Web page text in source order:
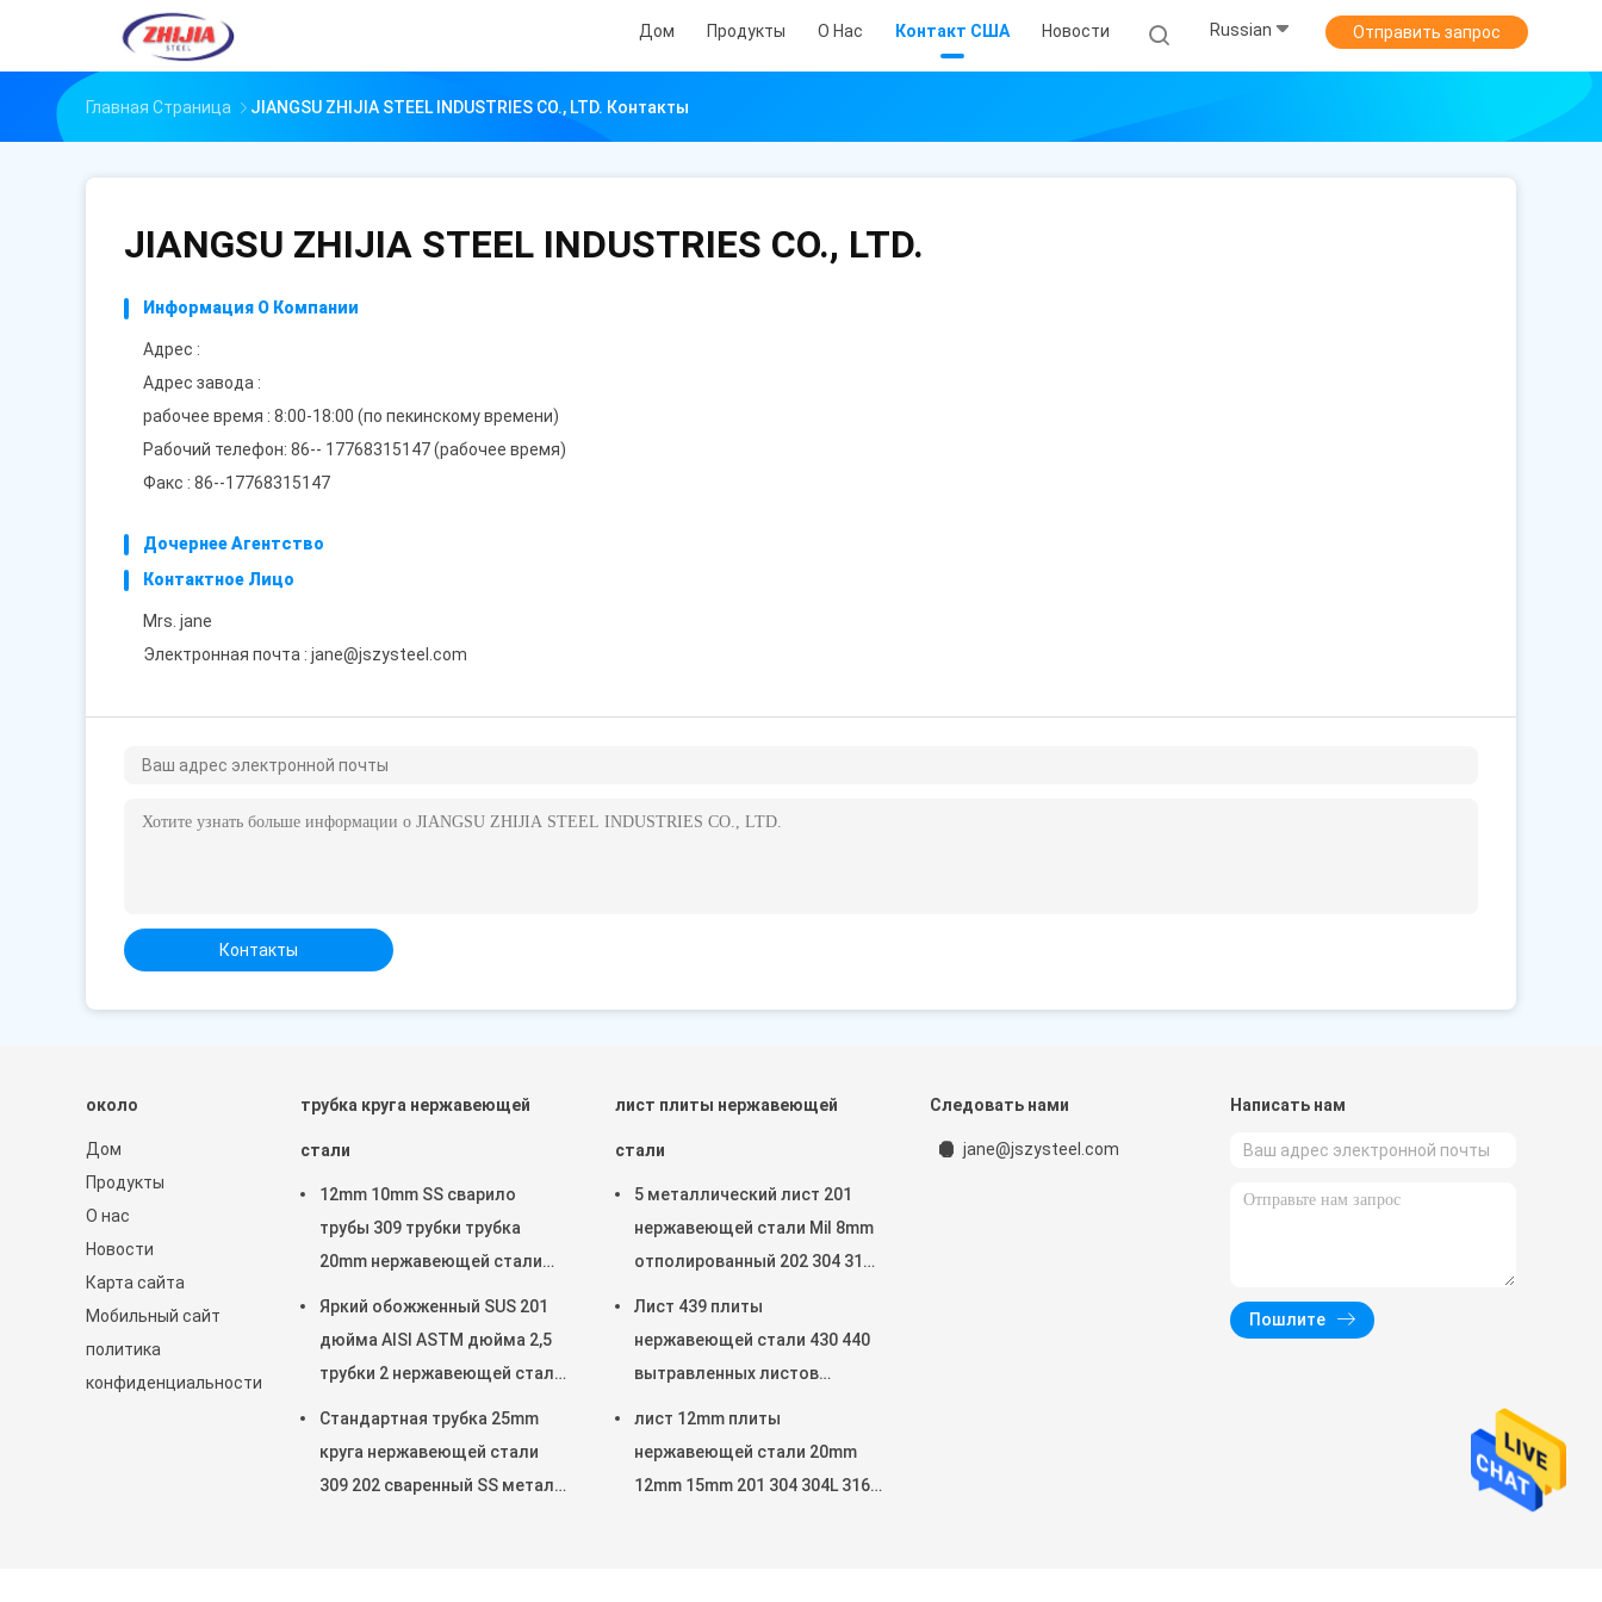
Дом Продукты О Нас Контакт США Новости Russian Отправить запрос
Главная Страница JIANGSU ZHIJIA STEEL INDUSTRIES CO., LTD. Контакты
JIANGSU ZHIJIA STEEL INDUSTRIES CO., LTD.
Информация О Компании
Адрес :
Адрес завода :
рабочее время : 8:00-18:00 (по пекинскому времени)
Рабочий телефон: 86-- 17768315147 (рабочее время)
Факс : 86--17768315147
Дочернее Агентство
Контактное Лицо
Mrs. jane
Электронная почта : jane@jszysteel.com
Контакты
около
Дом
Продукты
О нас
Новости
Карта сайта
Мобильный сайт
политика
конфиденциальности
трубка круга нержавеющей
стали
12mm 10mm SS сварило
трубы 309 трубки трубка
20mm нержавеющей стали
316 201 22MM 25mm
Яркий обожженный SUS 201
дюйма AISI ASTM дюйма 2,5
трубки 2 нержавеющей стали
Стандартная трубка 25mm
круга нержавеющей стали
309 202 сваренный SS металл
лист плиты нержавеющей
стали
5 металлический лист 201
нержавеющей стали Mil 8mm
отполированный 202 304 316
Лист 439 плиты
нержавеющей стали 430 440
вытравленных листов
лист 12mm плиты
нержавеющей стали 20mm
12mm 15mm 201 304 304L 316
Следовать нами
jane@jszysteel.com
Написать нам
Пошлите